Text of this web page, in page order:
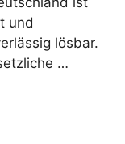
und
lösbar.
…